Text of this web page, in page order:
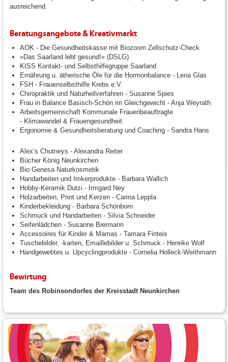
ausreichend.
Beratungsangebote & Kreativmarkt
AOK - Die Gesundheitskasse mit Biozoom Zellschutz-Check
»Das Saarland lebt gesund!« (DSLG)
KISS Kontakt- und Selbsthilfegruppe Saarland
Ernährung u. ätherische Öle für die Hormonbalance - Lena Glas
FSH - Frauenselbsthilfe Krebs e.V.
Chiropraktik und Naturheilverfahren - Susanne Spies
Frau in Balance Basisch-Schön im Gleichgewicht - Anja Weyrath
Arbeitsgemeinschaft Kommunale Frauenbeauftragte
- Klimawandel & Frauengesundheit
Ergonomie & Gesundheitsberatung und Coaching - Sandra Hans
Alex‘s Chutneys - Alexandra Reiter
Bücher König Neunkirchen
Bio Genesa Naturkosmetik
Handarbeiten und Imkerprodukte - Barbara Wallich
Hobby-Keramik Dutzi - Irmgard Ney
Holzarbeiten, Print und Kerzen - Carina Leppla
Kinderbekleidung - Barbara Schönborn
Schmuck und Handarbeiten - Silvia Schneider
Seifenlädchen - Susanne Biermann
Accessoires für Kinder & Mamas - Tamara Finteis
Tuschebilder, -karten, Emaillebilder u. Schmuck - Henrike Wolf
Handgewebtes u. Upcyclingprodukte - Cornelia Holleck-Weithmann
Bewirtung
Team des Robinsondorfes der Kreisstadt Neunkirchen